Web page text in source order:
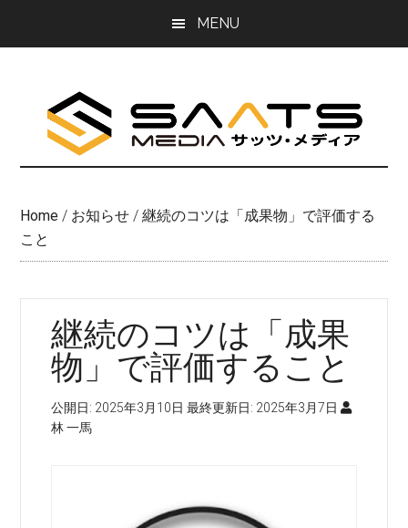
MENU
Home / お知らせ / 継続のコツは「成果物」で評価する
こと
継続のコツは「成果
物」で評価すること
公開日: 2025年3月10日 最終更新日: 2025年3月7日
林 一馬